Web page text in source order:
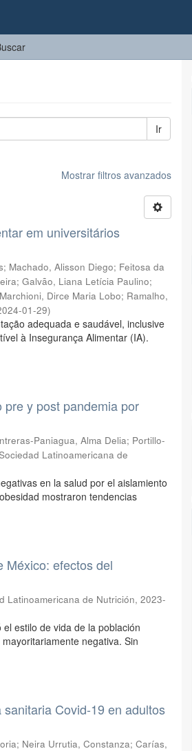
Ir
Mostrar filtros avanzados
em universitários
; Machado, Alisson Diego; Feitosa da
;Galvão, Liana Letícia Paulino;
Marchioni, Dirce Maria Lobo; Ramalho,
01-29)
adequada e saudável, inclusive
à Insegurança Alimentar (IA).
y post pandemia por
Paniagua, Alma Delia; Portillo-
Latinoamericana de
en la salud por el aislamiento
mostraron tendencias
México: efectos del
Latinoamericana de Nutrición,2023-
estilo de vida de la población
negativa. Sin
Covid-19 en adultos
; Neira Urrutia, Constanza;Carías,